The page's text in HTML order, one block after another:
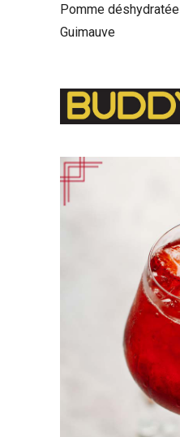
Pomme déshydratée
Guimauve